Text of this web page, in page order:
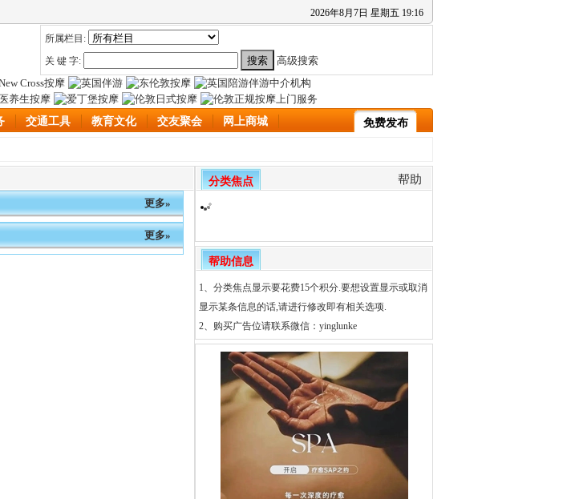
2026年8月 7日 星期五 19:16
所属栏目:
关 键 字:
高级搜索
交通工具 教育文化 交友聚会 网上商城 免费发布
更多»
更多»
分类焦点 帮助
帮助信息
1、分类焦点显示要花费15个积分.要想设置显示或取消
显示某条信息的话,请进行修改即有相关选项.
2、 购买广告位请联系微信：yinglunke